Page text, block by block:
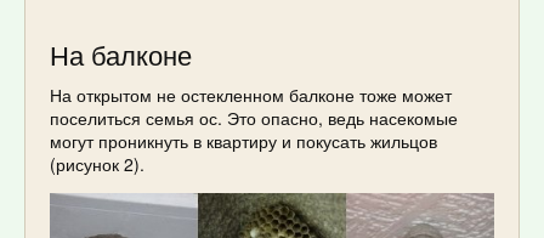
На балконе
На открытом не остекленном балконе тоже может
поселиться семья ос. Это опасно, ведь насекомые
могут проникнуть в квартиру и покусать жильцов
(рисунок 2).